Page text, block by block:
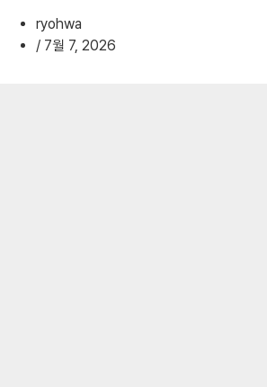
ryohwa
/ 7월 7, 2026